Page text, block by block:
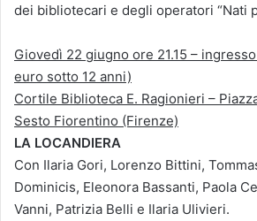
dei bibliotecari e degli operatori “Nati
Giovedì 22 giugno ore 21.15 –
euro sotto 12 anni)
Cortile Biblioteca E. Ragionieri –
Sesto Fiorentino (Firenze)
LA LOCANDIERA
Con Ilaria Gori, Lorenzo Bittini,
Dominicis, Eleonora Bassanti, Paola
Vanni, Patrizia Belli e Ilaria Ulivieri.